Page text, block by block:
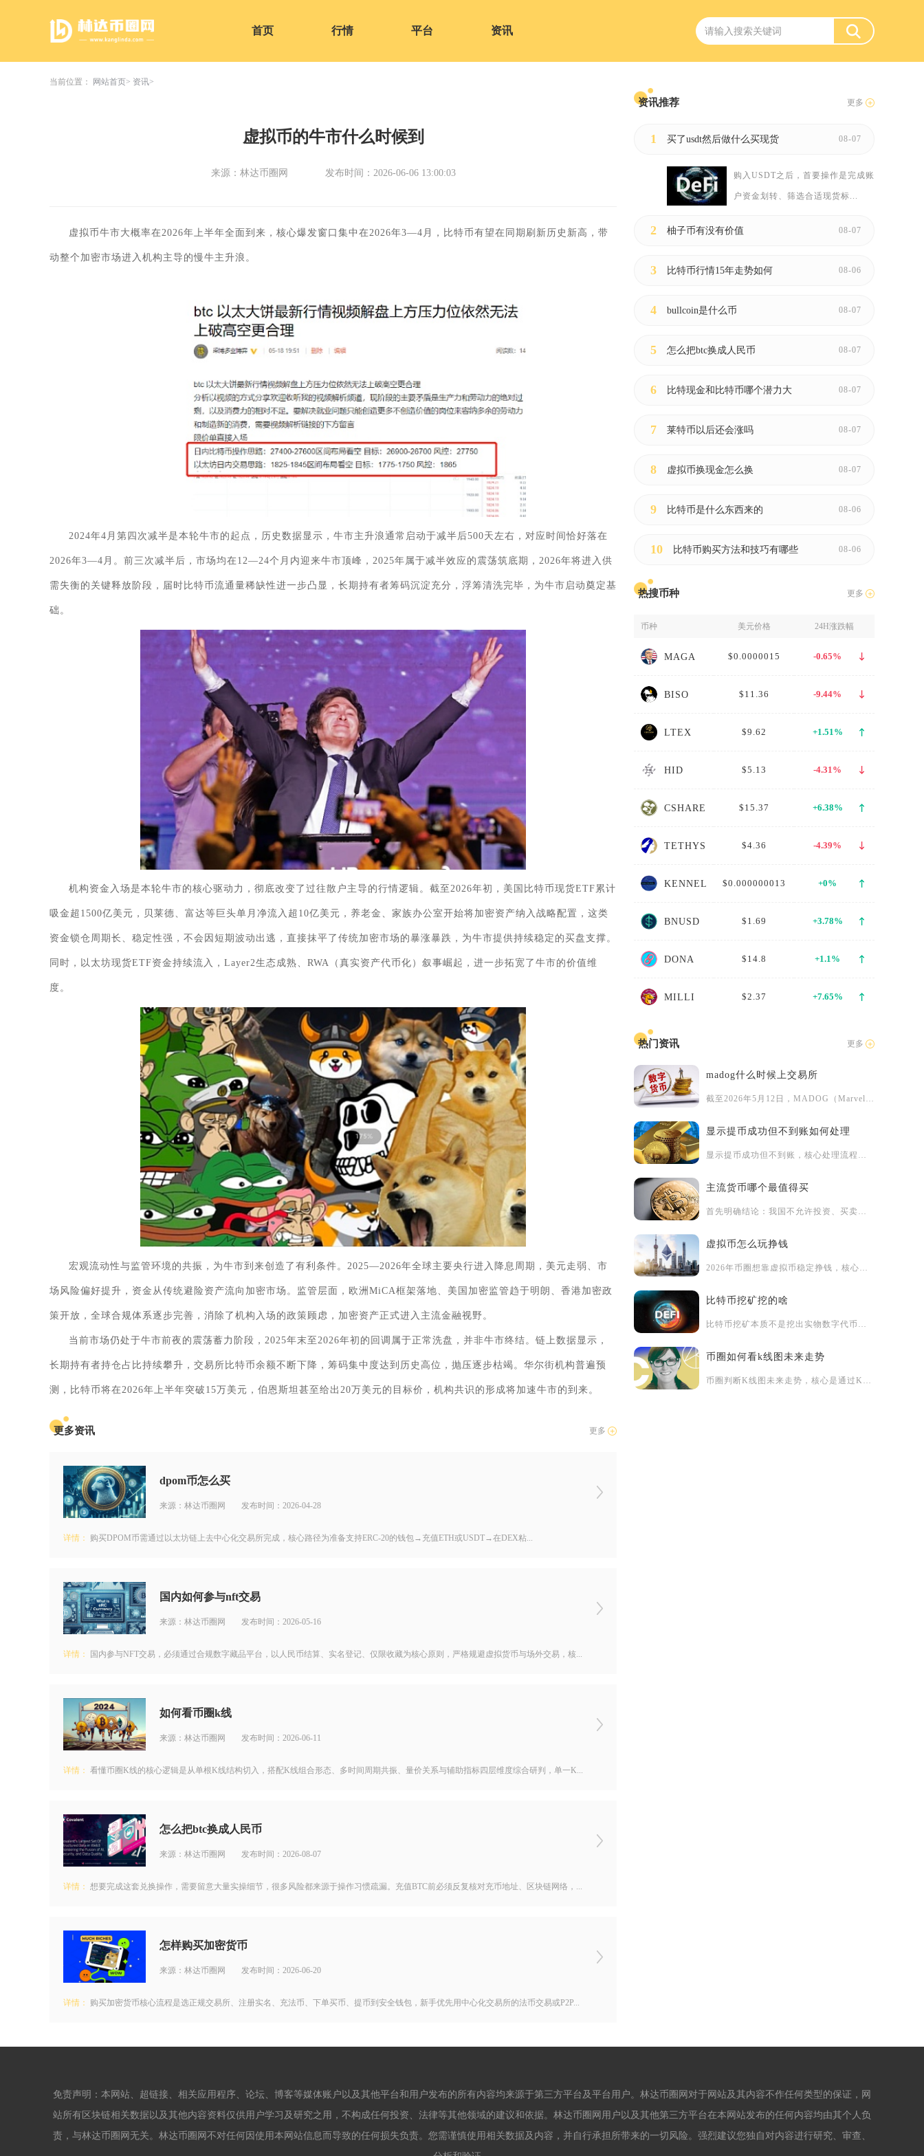
首页 行情 平台 资讯
当前位置： 网站首页 资讯
虚拟币的牛市什么时候到
来源：林达币圈网 发布时间：2026-06-06 13:00:03
虚拟币牛市大概率在2026年上半年全面到来，核心爆发窗口集中在2026年3—4月，比特币有望在同期刷新历史新高，带
动整个加密市场进入机构主导的慢牛主升浪。
2024年4月第四次减半是本轮牛市的起点，历史数据显示，牛市主升浪通常启动于减半后500天左右，对应时间恰好落在
2026年3—4月。前三次减半后，市场均在12—24个月内迎来牛市顶峰，2025年属于减半效应的震荡筑底期，2026年将进入供
需失衡的关键释放阶段，届时比特币流通量稀缺性进一步凸显，长期持有者筹码沉淀充分，浮筹清洗完毕，为牛市启动奠定基
础。
机构资金入场是本轮牛市的核心驱动力，彻底改变了过往散户主导的行情逻辑。截至2026年初，美国比特币现货ETF累计
吸金超1500亿美元，贝莱德、富达等巨头单月净流入超10亿美元，养老金、家族办公室开始将加密资产纳入战略配置，这类
资金锁仓周期长、稳定性强，不会因短期波动出逃，直接抹平了传统加密市场的暴涨暴跌，为牛市提供持续稳定的买盘支撑。
同时，以太坊现货ETF资金持续流入，Layer2生态成熟、RWA（真实资产代币化）叙事崛起，进一步拓宽了牛市的价值维
度。
宏观流动性与监管环境的共振，为牛市到来创造了有利条件。2025—2026年全球主要央行进入降息周期，美元走弱、市
场风险偏好提升，资金从传统避险资产流向加密市场。监管层面，欧洲MiCA框架落地、美国加密监管趋于明朗、香港加密政
策开放，全球合规体系逐步完善，消除了机构入场的政策顾虑，加密资产正式进入主流金融视野。
当前市场仍处于牛市前夜的震荡蓄力阶段，2025年末至2026年初的回调属于正常洗盘，并非牛市终结。链上数据显示，
长期持有者持仓占比持续攀升，交易所比特币余额不断下降，筹码集中度达到历史高位，抛压逐步枯竭。华尔街机构普遍预
测，比特币将在2026年上半年突破15万美元，伯恩斯坦甚至给出20万美元的目标价，机构共识的形成将加速牛市的到来。
更多资讯 更多
dpom币怎么买
来源：林达币圈网 发布时间：2026-04-28
详情： 购买DPOM币需通过以太坊链上去中心化交易所完成，核心路径为准备支持ERC-20的钱包→充值ETH或USDT→在DEX粘...
国内如何参与nft交易
来源：林达币圈网 发布时间：2026-05-16
详情： 国内参与NFT交易，必须通过合规数字藏品平台，以人民币结算、实名登记、仅限收藏为核心原则，严格规避虚拟货币与场外交易，核...
如何看币圈k线
来源：林达币圈网 发布时间：2026-06-11
详情： 看懂币圈K线的核心逻辑是从单根K线结构切入，搭配K线组合形态、多时间周期共振、量价关系与辅助指标四层维度综合研判，单一K...
怎么把btc换成人民币
来源：林达币圈网 发布时间：2026-08-07
详情： 想要完成这套兑换操作，需要留意大量实操细节，很多风险都来源于操作习惯疏漏。充值BTC前必须反复核对充币地址、区块链网络，...
怎样购买加密货币
来源：林达币圈网 发布时间：2026-06-20
详情： 购买加密货币核心流程是选正规交易所、注册实名、充法币、下单买币、提币到安全钱包，新手优先用中心化交易所的法币交易或P2P...
资讯推荐 更多
1 买了usdt然后做什么买现货 08-07
购入USDT之后，首要操作是完成账
户资金划转、筛选合适现货标...
2 柚子币有没有价值 08-07
3 比特币行情15年走势如何 08-06
4 bullcoin是什么币 08-07
5 怎么把btc换成人民币 08-07
6 比特现金和比特币哪个潜力大 08-07
7 莱特币以后还会涨吗 08-07
8 虚拟币换现金怎么换 08-07
9 比特币是什么东西来的 08-06
10 比特币购买方法和技巧有哪些 08-06
热搜币种 更多
币种 美元价格 24H涨跌幅
MAGA $0.0000015 -0.65%
BISO $11.36 -9.44%
LTEX $9.62 +1.51%
HID $5.13 -4.31%
CSHARE $15.37 +6.38%
TETHYS $4.36 -4.39%
KENNEL $0.000000013 +0%
BNUSD $1.69 +3.78%
DONA $14.8 +1.1%
MILLI $2.37 +7.65%
热门资讯 更多
madog什么时候上交易所
截至2026年5月12日，MADOG（MarvelDoge）...
显示提币成功但不到账如何处理
显示提币成功但不到账，核心处理流程是先通过区块浏览器核验交易...
主流货币哪个最值得买
首先明确结论：我国不允许投资、买卖任何虚拟货币，不存在值得购...
虚拟币怎么玩挣钱
2026年币圈想靠虚拟币稳定挣钱，核心路径是合规前提下，以主...
比特币挖矿挖的啥
比特币挖矿本质不是挖出实物数字代币，而是通过算力竞争争夺分布...
币圈如何看k线图未来走势
币圈判断K线图未来走势，核心是通过K线形态、量价配合、技术指...
免责声明：本网站、超链接、相关应用程序、论坛、博客等媒体账户以及其他平台和用户发布的所有内容均来源于第三方平台及平台用户。林达币圈网对于网站及其内容不作任何类型的保证，网
站所有区块链相关数据以及其他内容资料仅供用户学习及研究之用，不构成任何投资、法律等其他领域的建议和依据。林达币圈网用户以及其他第三方平台在本网站发布的任何内容均由其个人负
责，与林达币圈网无关。林达币圈网不对任何因使用本网站信息而导致的任何损失负责。您需谨慎使用相关数据及内容，并自行承担所带来的一切风险。强烈建议您独自对内容进行研究、审查、